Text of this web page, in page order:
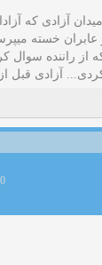
آزادی که
عابران خسته
از راننده سوال
آزادی قبل از